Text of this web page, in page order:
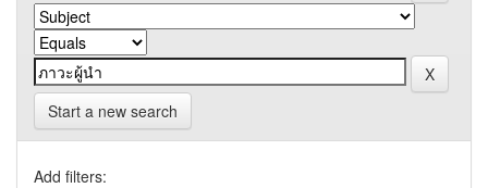
Start a new search
Add filters: